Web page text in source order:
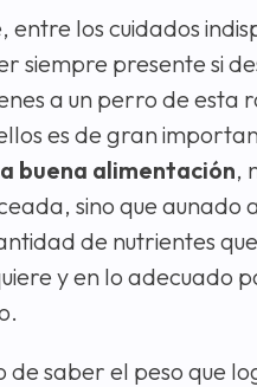
los cuidados
siempre presente si
a un perro de esta
es de gran
buena alimentación,
sino que aunado
de nutrientes
y en lo adecuado
de saber el peso que